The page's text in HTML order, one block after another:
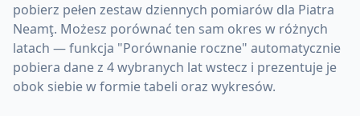
pobierz pełen zestaw dziennych pomiarów dla Piatra
Neamţ. Możesz porównać ten sam okres w różnych
latach — funkcja "Porównanie roczne" automatycznie
pobiera dane z 4 wybranych lat wstecz i prezentuje je
obok siebie w formie tabeli oraz wykresów.